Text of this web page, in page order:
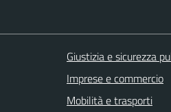
Giustizia e sicurezza
Imprese e commercio
Mobilità e trasporti